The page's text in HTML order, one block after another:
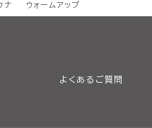
ナ ウォームアップ
よくあるご質問